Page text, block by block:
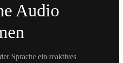
Audio
Sprache ein reaktives